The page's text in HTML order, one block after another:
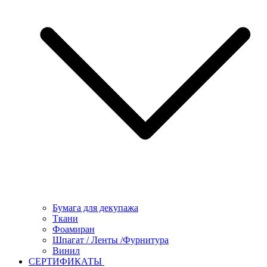
Бумага для декупажа
Ткани
Фоамиран
Шпагат / Ленты /Фурнитура
Винил
СЕРТИФИКАТЫ